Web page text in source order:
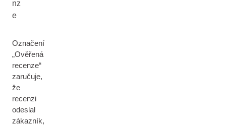
nz
e
Označení
„Ověřená
recenze“
zaručuje,
že
recenzi
odeslal
zákazník,